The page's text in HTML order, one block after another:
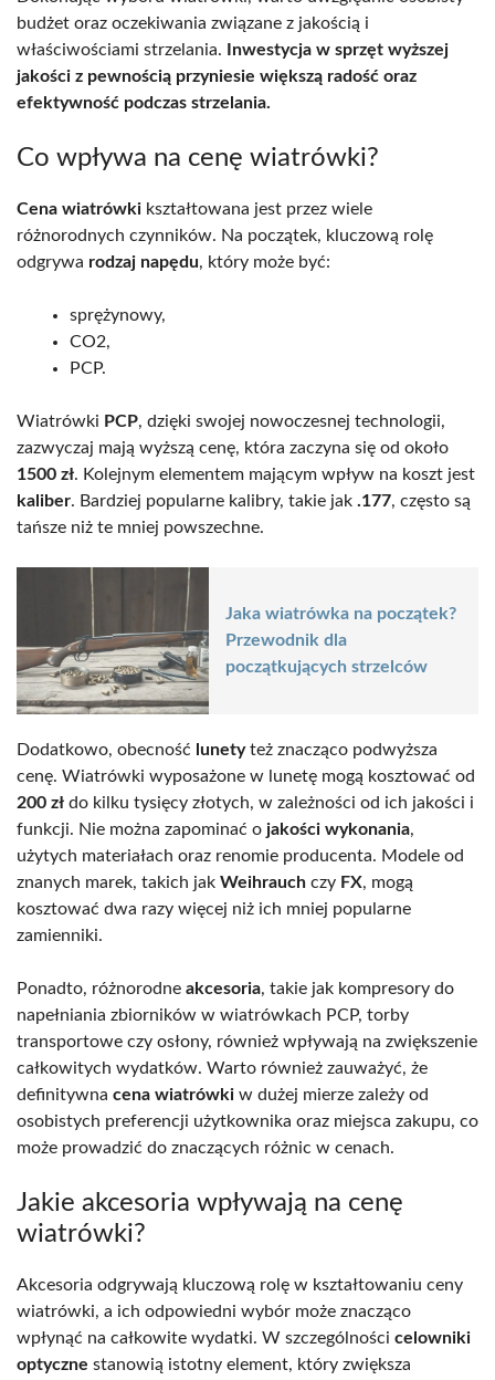
budżet oraz oczekiwania związane z jakością i
właściwościami strzelania.
Inwestycja w sprzęt wyższej
jakości z pewnością przyniesie większą radość oraz
efektywność podczas strzelania.
Co wpływa na cenę wiatrówki?
Cena wiatrówki kształtowana jest przez wiele
różnorodnych czynników. Na początek, kluczową rolę
odgrywa rodzaj napędu, który może być:
sprężynowy,
CO2,
PCP.
Wiatrówki PCP, dzięki swojej nowoczesnej technologii,
zazwyczaj mają wyższą cenę, która zaczyna się od około
1500 zł. Kolejnym elementem mającym wpływ na koszt jest
kaliber. Bardziej popularne kalibry, takie jak .177, często są
tańsze niż te mniej powszechne.
Jaka wiatrówka na początek?
Przewodnik dla
początkujących strzelców
Dodatkowo, obecność lunetyteż znacząco podwyższa
cenę. Wiatrówki wyposażone w lunetę mogą kosztować od
200 zł do kilku tysięcy złotych, w zależności od ich jakości i
funkcji. Nie można zapominać o jakości wykonania,
użytych materiałach oraz renomie producenta. Modele od
znanych marek, takich jak Weihrauch czy FX, mogą
kosztować dwa razy więcej niż ich mniej popularne
zamienniki.
Ponadto, różnorodne akcesoria, takie jak kompresory do
napełniania zbiorników w wiatrówkach PCP, torby
transportowe czy osłony, również wpływają na zwiększenie
całkowitych wydatków. Warto również zauważyć, że
definitywna cena wiatrówki w dużej mierze zależy od
osobistych preferencji użytkownika oraz miejsca zakupu, co
może prowadzić do znaczących różnic w cenach.
Jakie akcesoria wpływają na cenę
wiatrówki?
Akcesoria odgrywają kluczową rolę w kształtowaniu ceny
wiatrówki, a ich odpowiedni wybór może znacząco
wpłynąć na całkowite wydatki. W szczególności celowniki
optyczne stanowią istotny element, który zwiększa